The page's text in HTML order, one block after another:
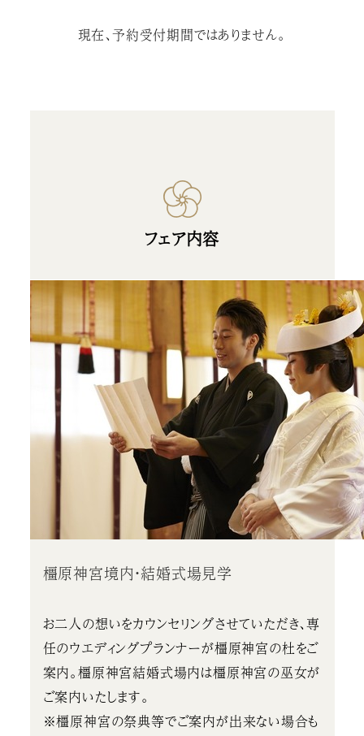
現在、予約受付期間ではありません。
フェア内容
橿原神宮境内・結婚式場見学
お二人の想いをカウンセリングさせていただき、専
任のウエディングプランナーが橿原神宮の杜をご
案内。橿原神宮結婚式場内は橿原神宮の巫女が
ご案内いたします。
※橿原神宮の祭典等でご案内が出来ない場合も